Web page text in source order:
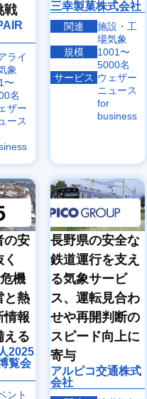
戦
ライ
象
〜
名
ザー
ース
三幸製菓株式会社
関連
施設・工
場気象
規模
1001〜
5000名
サービス ウェザー
ニュース
for
business
の安
機
と熱
情報
える
2025
覧会
ント
長野県の安全な
鉄道運行を支え
る気象サービ
ス、運転見合わ
せや再開判断の
スピード向上に
寄与
アルピコ交通株式
会社